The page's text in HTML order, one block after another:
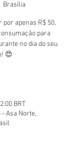
Brasília
apenas R$ 50,
para
no dia do seu
😍
BRT
Asa Norte,